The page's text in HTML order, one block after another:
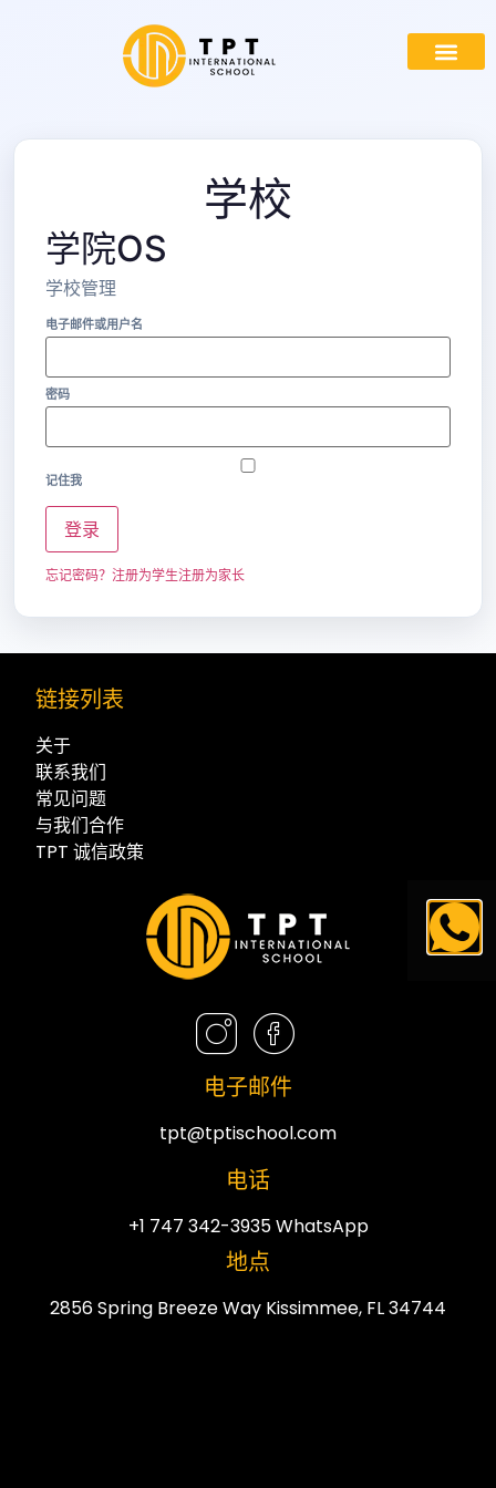
学校
学院OS
学校管理
电子邮件或用户名
密码
记住我
登录
忘记密码？ 注册为学生注册为家长
链接列表
关于
联系我们
常见问题
与我们合作
TPT 诚信政策
电子邮件
tpt@tptischool.com
电话
+1 747 342-3935 WhatsApp
地点
2856 Spring Breeze Way Kissimmee, FL 34744